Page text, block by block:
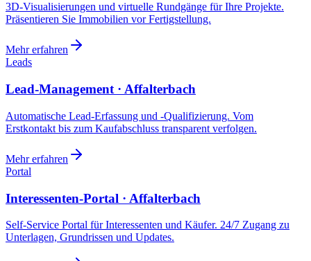
3D-Visualisierungen und virtuelle Rundgänge für Ihre Projekte.
Präsentieren Sie Immobilien vor Fertigstellung.
Mehr erfahren
Leads
Lead-Management · Affalterbach
Automatische Lead-Erfassung und -Qualifizierung. Vom
Erstkontakt bis zum Kaufabschluss transparent verfolgen.
Mehr erfahren
Portal
Interessenten-Portal · Affalterbach
Self-Service Portal für Interessenten und Käufer. 24/7 Zugang zu
Unterlagen, Grundrissen und Updates.